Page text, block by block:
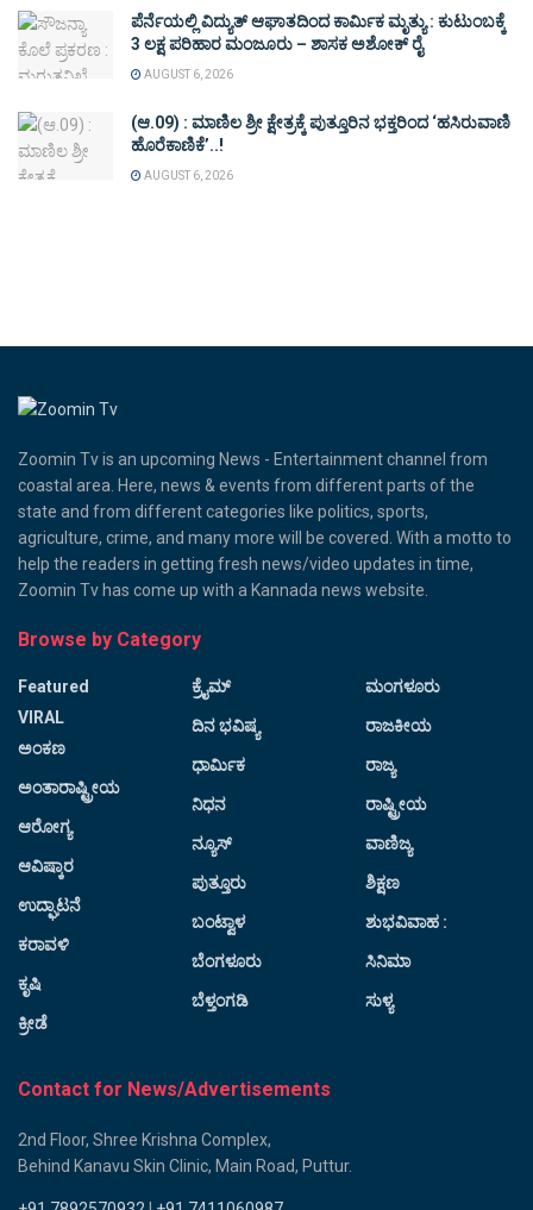
ಪೆರ್ನೆಯಲ್ಲಿ ವಿದ್ಯುತ್ ಆಘಾತದಿಂದ ಕಾರ್ಮಿಕ ಮೃತ್ಯು : ಕುಟುಂಬಕ್ಕೆ
3 ಲಕ್ಷ ಪರಿಹಾರ ಮಂಜೂರು – ಶಾಸಕ ಅಶೋಕ್ ರೈ
AUGUST 6, 2026
(ಆ.09) : ಮಾಣಿಲ ಶ್ರೀ ಕ್ಷೇತ್ರಕ್ಕೆ ಪುತ್ತೂರಿನ ಭಕ್ತರಿಂದ ‘ಹಸಿರುವಾಣಿ
ಹೊರೆಕಾಣಿಕೆ’..!
AUGUST 6, 2026
Zoomin Tv is an upcoming News - Entertainment channel from
coastal area. Here, news & events from different parts of the
state and from different categories like politics, sports,
agriculture, crime, and many more will be covered. With a motto to
help the readers in getting fresh news/video updates in time,
Zoomin Tv has come up with a Kannada news website.
Browse by Category
Featured
VIRAL
ಅಂಕಣ
ಅಂತಾರಾಷ್ಟ್ರೀಯ
ಆರೋಗ್ಯ
ಆವಿಷ್ಕಾರ
ಉದ್ಘಾಟನೆ
ಕರಾವಳಿ
ಕೃಷಿ
ಕ್ರೀಡೆ
ಕ್ರೈಮ್
ದಿನ ಭವಿಷ್ಯ
ಧಾರ್ಮಿಕ
ನಿಧನ
ನ್ಯೂಸ್
ಪುತ್ತೂರು
ಬಂಟ್ವಾಳ
ಬೆಂಗಳೂರು
ಬೆಳ್ತಂಗಡಿ
ಮಂಗಳೂರು
ರಾಜಕೀಯ
ರಾಜ್ಯ
ರಾಷ್ಟ್ರೀಯ
ವಾಣಿಜ್ಯ
ಶಿಕ್ಷಣ
ಶುಭವಿವಾಹ :
ಸಿನಿಮಾ
ಸುಳ್ಯ
Contact for News/Advertisements
2nd Floor, Shree Krishna Complex,
Behind Kanavu Skin Clinic, Main Road, Puttur.